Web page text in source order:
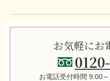
お気軽にお
お電話受付時間 9:00